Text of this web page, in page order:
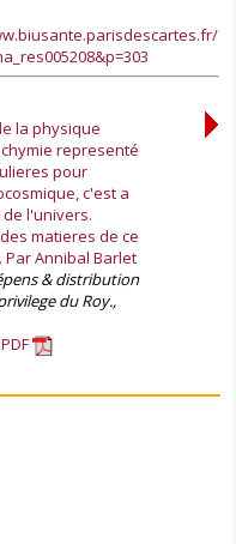
la physique
representé
pour
c'est a
l'univers.
matieres de ce
Annibal Barlet
& distribution
du Roy.,
PDF